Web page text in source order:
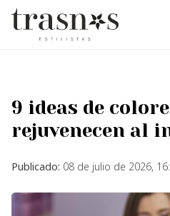
9 ideas de
rejuvenecen al
Publicado: 08 de julio de 2026,